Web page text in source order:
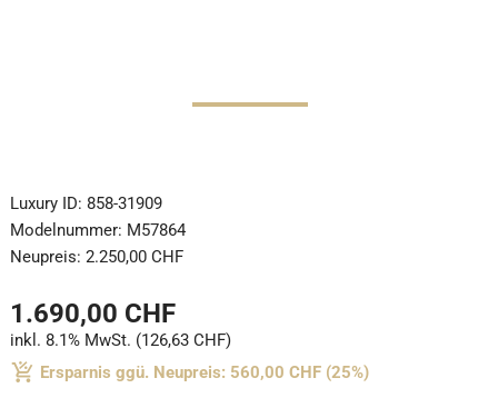
Luxury ID: 858-31909
Modelnummer: M57864
Neupreis: 2.250,00 CHF
1.690,00 CHF
inkl. 8.1% MwSt. (126,63 CHF)
Ersparnis ggü. Neupreis: 560,00 CHF (25%)